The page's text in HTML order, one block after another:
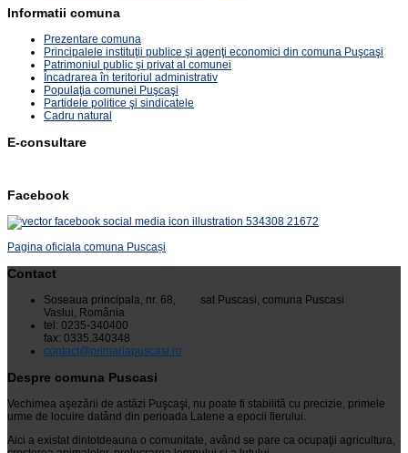
Informatii comuna
Prezentare comuna
Principalele instituţii publice şi agenţi economici din comuna Puşcaşi
Patrimoniul public şi privat al comunei
Încadrarea în teritoriul administrativ
Populaţia comunei Puşcaşi
Partidele politice şi sindicatele
Cadru natural
E-consultare
Facebook
Pagina oficiala comuna Puscași
Contact
Soseaua principala, nr. 68, sat Puscasi, comuna Puscasi
Vaslui, România
tel: 0235-340400
fax: 0335.340348
contact@primariapuscasi.ro
Despre comuna Puscasi
Vechimea aşezării de astăzi Puşcaşi, nu poate fi stabilită cu precizie, primele
urme de locuire datând din perioada Latene a epocii fierului.
Aici a existat dintotdeauna o comunitate, având se pare ca ocupaţii agricultura,